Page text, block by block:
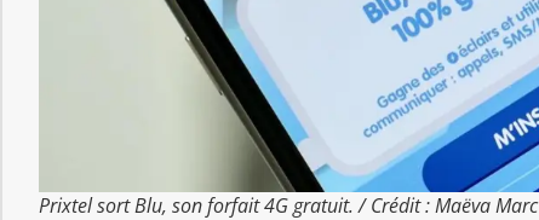
Prixtel sort Blu, son forfait 4G gratuit. / Crédit : Maëva Marc